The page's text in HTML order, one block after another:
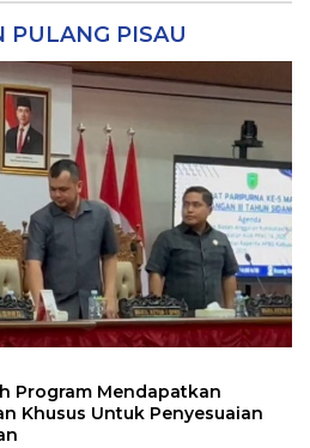
PULANG PISAU
Program Mendapatkan
Khusus Untuk Penyesuaian